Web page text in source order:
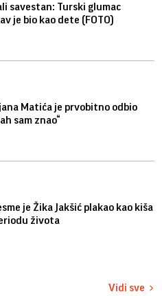
savestan: Turski glumac
je bio kao dete (FOTO)
Matića je prvobitno odbio
sam znao“
je Žika Jakšić plakao kao kiša
života
Vidi sve